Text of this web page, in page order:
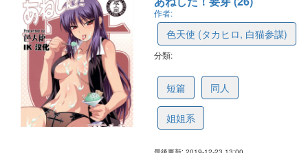
作者:
色天使 (タカヒロ, 白猫参謀)
分類:
短篇 同人
姐姐系